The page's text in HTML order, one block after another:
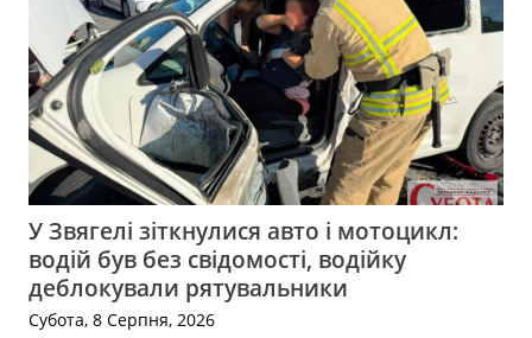
У Звягелі зіткнулися авто і мотоцикл:
водій був без свідомості, водійку
деблокували рятувальники
Субота, 8 Серпня, 2026